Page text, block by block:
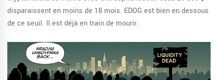
disparaissent en moins de 18 mois. EDOG est bien en dessous
de ce seuil. Il est déjà en train de mourir.